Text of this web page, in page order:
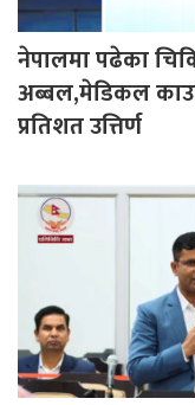
नेपालमा पढेका
अब्बल,मेडिकल
प्रतिशत उत्तिर्ण